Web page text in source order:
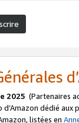
2025 (Partenaires
d’Amazon dédié aux
listées en